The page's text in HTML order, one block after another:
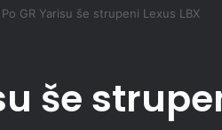
Po GR Yarisu še strupeni Lexus LBX
še